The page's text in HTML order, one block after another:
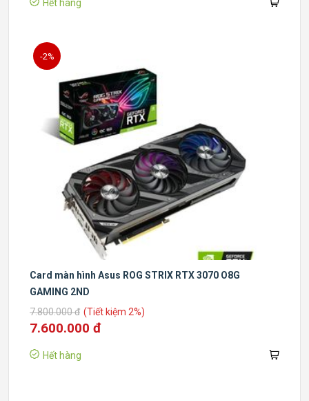
Hết hàng
-2%
Card màn hình Asus ROG STRIX RTX 3070 O8G
GAMING 2ND
7.800.000 đ (Tiết kiệm 2%)
7.600.000 đ
Hết hàng